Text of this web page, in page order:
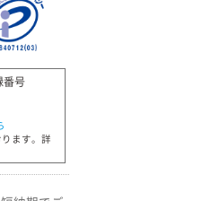
番号
ます。詳